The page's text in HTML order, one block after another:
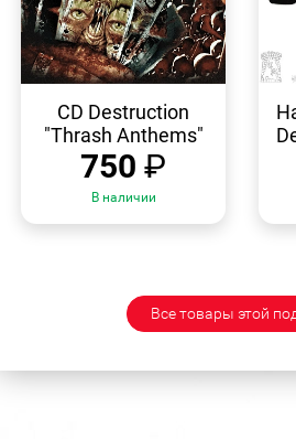
ПРОСМОТР
CD Destruction
"Thrash Anthems"
750 ₽
В наличии
Все товары этой